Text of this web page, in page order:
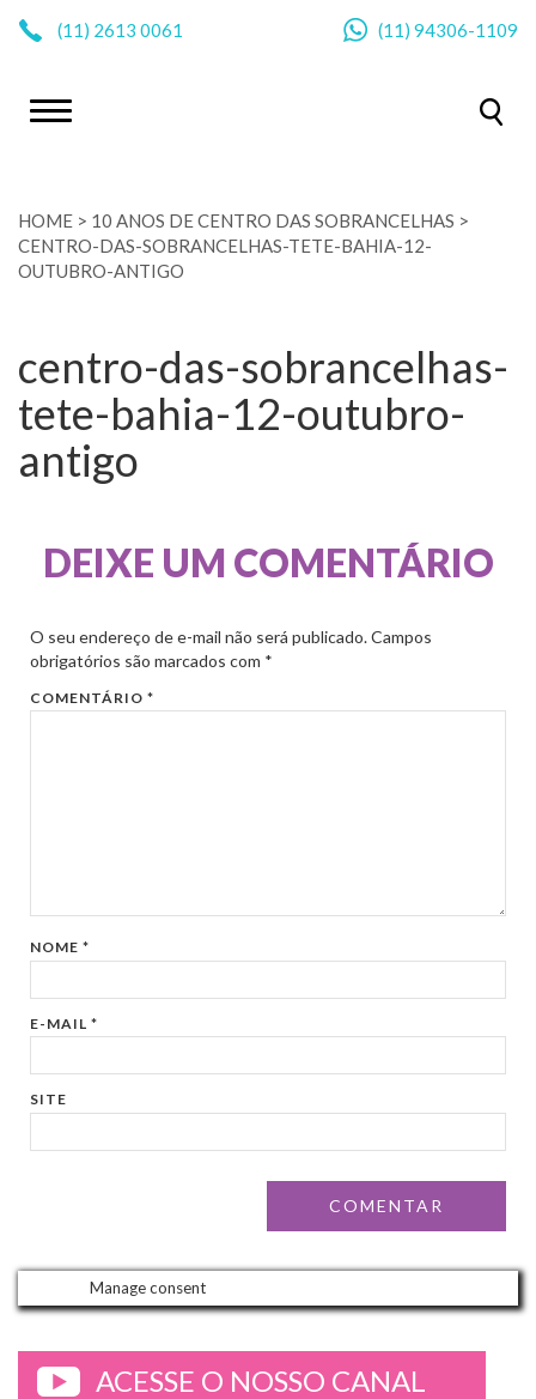
(11) 2613 0061 (11) 94306-1109
HOME > 10 ANOS DE CENTRO DAS SOBRANCELHAS >
CENTRO-DAS-SOBRANCELHAS-TETE-BAHIA-12-
OUTUBRO-ANTIGO
centro-das-sobrancelhas-
tete-bahia-12-outubro-
antigo
DEIXE UM COMENTÁRIO
O seu endereço de e-mail não será publicado. Campos
obrigatórios são marcados com *
COMENTÁRIO*
NOME*
E-MAIL*
SITE
Manage consent
ACESSE O NOSSO CANAL